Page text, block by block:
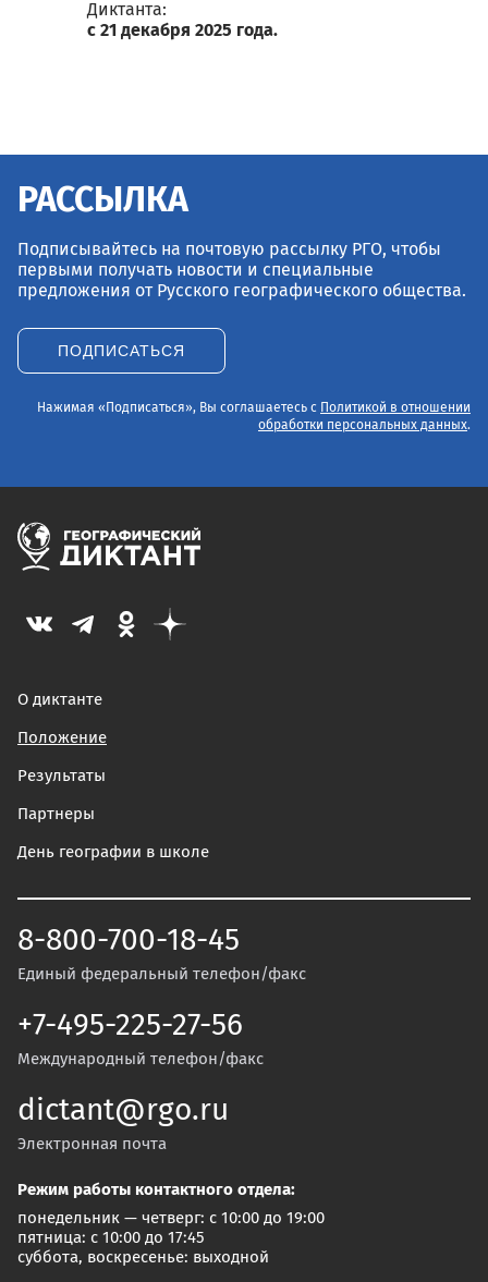
Диктанта:
с 21 декабря 2025 года.
РАССЫЛКА
Подписывайтесь на почтовую рассылку РГО, чтобы
первыми получать новости и специальные
предложения от Русского географического общества.
ПОДПИСАТЬСЯ
Нажимая «Подписаться», Вы соглашаетесь с
Политикой в отношении
обработки персональных данных.
О диктанте
Положение
Результаты
Партнеры
День географии в школе
8-800-700-18-45
Единый федеральный телефон/факс
+7-495-225-27-56
Международный телефон/факс
dictant@rgo.ru
Электронная почта
Режим работы контактного отдела:
понедельник — четверг: с 10:00 до 19:00
пятница: с 10:00 до 17:45
суббота, воскресенье: выходной